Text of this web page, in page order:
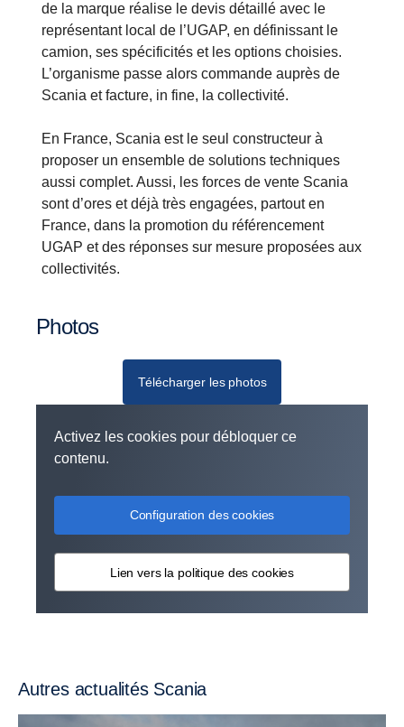
de la marque réalise le devis détaillé avec le
représentant local de l’UGAP, en définissant le
camion, ses spécificités et les options choisies.
L’organisme passe alors commande auprès de
Scania et facture, in fine, la collectivité.
En France, Scania est le seul constructeur à
proposer un ensemble de solutions techniques
aussi complet. Aussi, les forces de vente Scania
sont d’ores et déjà très engagées, partout en
France, dans la promotion du référencement
UGAP et des réponses sur mesure proposées aux
collectivités.
Photos
Télécharger les photos
Activez les cookies pour débloquer ce
contenu.
Configuration des cookies
Lien vers la politique des cookies
Autres actualités Scania